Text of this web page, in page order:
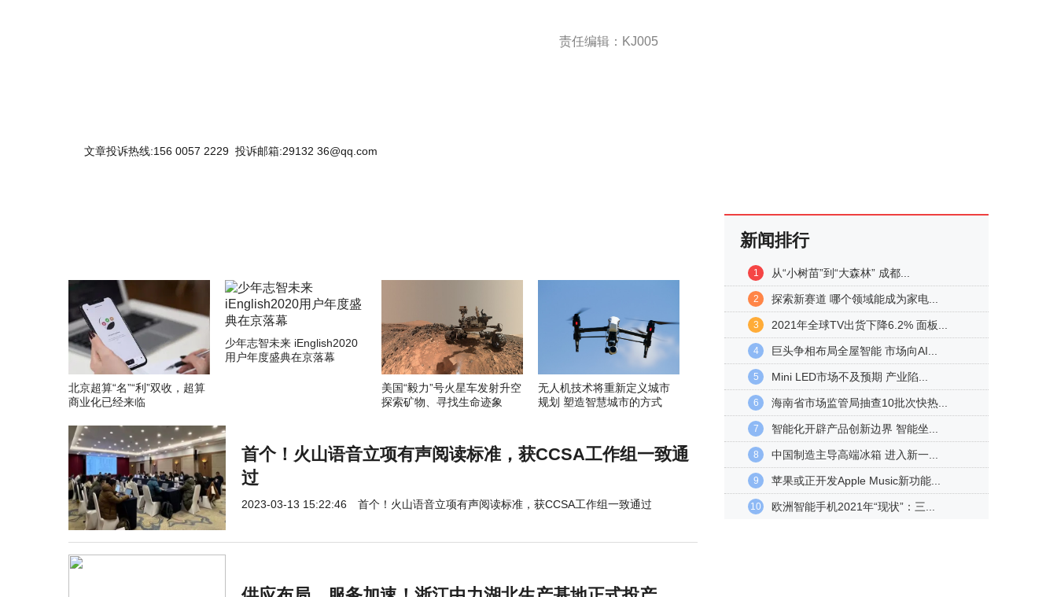
责任编辑：KJ005
文章投诉热线:156 0057 2229 投诉邮箱:29132 36@qq.com
北京超算“名”“利”双收，超算
商业化已经来临
少年志智未来 iEnglish2020
用户年度盛典在京落幕
美国“毅力”号火星车发射升空
探索矿物、寻找生命迹象
无人机技术将重新定义城市
规划 塑造智慧城市的方式
首个！火山语音立项有声阅读标准，获CCSA工作组一致通
过
2023-03-13 15:22:46 首个！火山语音立项有声阅读标准，获CCSA工作组一致通过
新闻排行
1 从“小树苗”到“大森林” 成都...
2 探索新赛道 哪个领域能成为家电...
3 2021年全球TV出货下降6.2% 面板...
4 巨头争相布局全屋智能 市场向AI...
5 Mini LED市场不及预期 产业陷...
6 海南省市场监管局抽查10批次快热...
7 智能化开辟产品创新边界 智能坐...
8 中国制造主导高端冰箱 进入新一...
9 苹果或正开发Apple Music新功能...
10 欧洲智能手机2021年“现状”：三...